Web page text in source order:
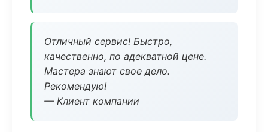
Отличный сервис! Быстро,
качественно, по адекватной цене.
Мастера знают свое дело.
Рекомендую!
— Клиент компании